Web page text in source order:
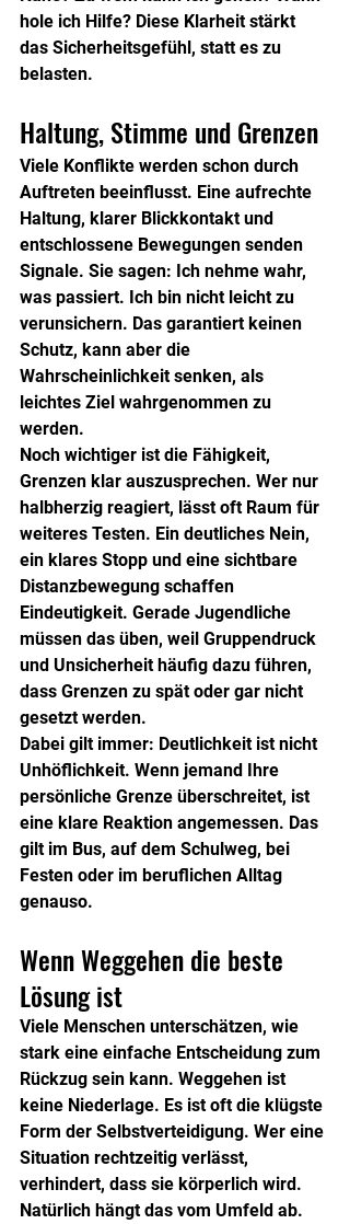
hole ich Hilfe? Diese Klarheit stärkt
das Sicherheitsgefühl, statt es zu
belasten.
Haltung, Stimme und Grenzen
Viele Konflikte werden schon durch
Auftreten beeinflusst. Eine aufrechte
Haltung, klarer Blickkontakt und
entschlossene Bewegungen senden
Signale. Sie sagen: Ich nehme wahr,
was passiert. Ich bin nicht leicht zu
verunsichern. Das garantiert keinen
Schutz, kann aber die
Wahrscheinlichkeit senken, als
leichtes Ziel wahrgenommen zu
werden.
Noch wichtiger ist die Fähigkeit,
Grenzen klar auszusprechen. Wer nur
halbherzig reagiert, lässt oft Raum für
weiteres Testen. Ein deutliches Nein,
ein klares Stopp und eine sichtbare
Distanzbewegung schaffen
Eindeutigkeit. Gerade Jugendliche
müssen das üben, weil Gruppendruck
und Unsicherheit häufig dazu führen,
dass Grenzen zu spät oder gar nicht
gesetzt werden.
Dabei gilt immer: Deutlichkeit ist nicht
Unhöflichkeit. Wenn jemand Ihre
persönliche Grenze überschreitet, ist
eine klare Reaktion angemessen. Das
gilt im Bus, auf dem Schulweg, bei
Festen oder im beruflichen Alltag
genauso.
Wenn Weggehen die beste
Lösung ist
Viele Menschen unterschätzen, wie
stark eine einfache Entscheidung zum
Rückzug sein kann. Weggehen ist
keine Niederlage. Es ist oft die klügste
Form der Selbstverteidigung. Wer eine
Situation rechtzeitig verlässt,
verhindert, dass sie körperlich wird.
Natürlich hängt das vom Umfeld ab.